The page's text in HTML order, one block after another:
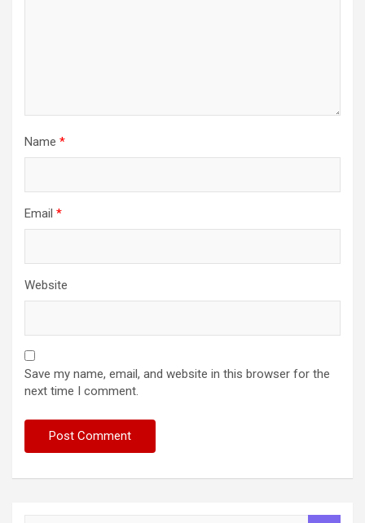
Name *
Email *
Website
Save my name, email, and website in this browser for the
next time I comment.